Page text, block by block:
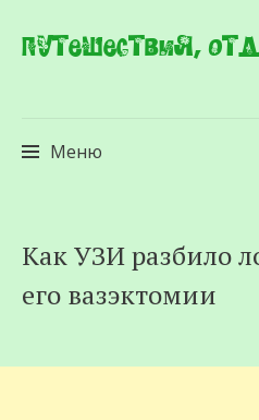
Путешествия,
Меню
к
содержимому
Как УЗИ разбило
его вазэктомии